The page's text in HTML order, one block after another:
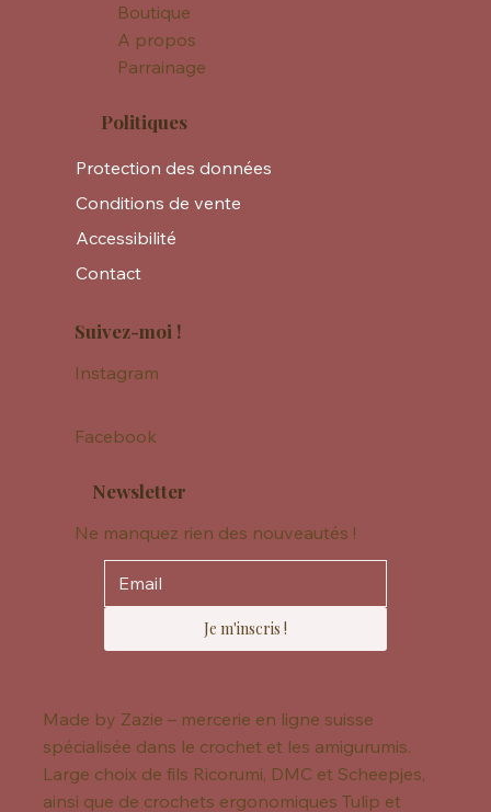
Boutique
A propos
Parrainage
Politiques
Protection des données
Conditions de vente
Accessibilité
Contact
Suivez-moi !
Instagram
Facebook
Newsletter
Ne manquez rien des nouveautés !
Je m'inscris !
Made by Zazie – mercerie en ligne suisse
spécialisée dans le crochet et les amigurumis.
Large choix de fils Ricorumi, DMC et Scheepjes,
ainsi que de crochets ergonomiques Tulip et